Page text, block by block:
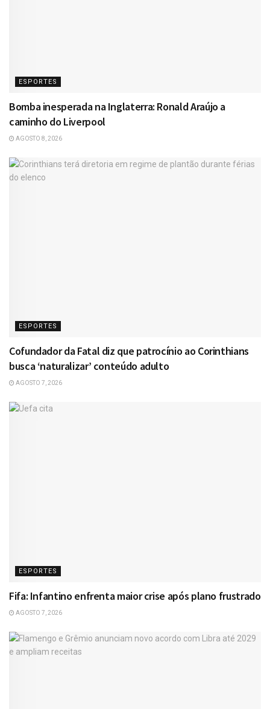
ESPORTES
Bomba inesperada na Inglaterra: Ronald Araújo a
caminho do Liverpool
AGOSTO 8, 2026
ESPORTES
Cofundador da Fatal diz que patrocínio ao Corinthians
busca ‘naturalizar’ conteúdo adulto
AGOSTO 7, 2026
ESPORTES
Fifa: Infantino enfrenta maior crise após plano frustrado
AGOSTO 7, 2026